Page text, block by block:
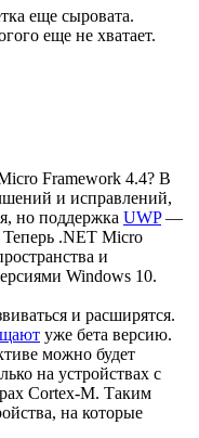
еще сыровата.
еще не хватает.
Framework 4.4? В
и исправлений,
но поддержка UWP—
.NET Micro
и
Windows 10.
и расширятся.
уже бета версию.
можно будет
на устройствах с
Cortex-M. Таким
на которые